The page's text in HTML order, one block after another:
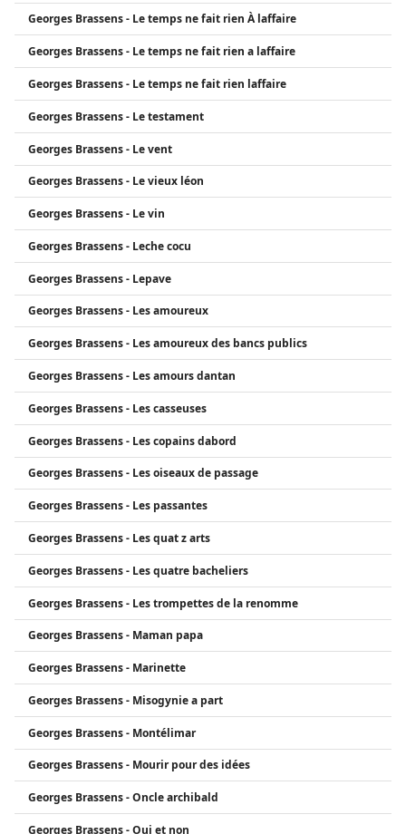
Georges Brassens - Le temps ne fait rien À laffaire
Georges Brassens - Le temps ne fait rien a laffaire
Georges Brassens - Le temps ne fait rien laffaire
Georges Brassens - Le testament
Georges Brassens - Le vent
Georges Brassens - Le vieux léon
Georges Brassens - Le vin
Georges Brassens - Leche cocu
Georges Brassens - Lepave
Georges Brassens - Les amoureux
Georges Brassens - Les amoureux des bancs publics
Georges Brassens - Les amours dantan
Georges Brassens - Les casseuses
Georges Brassens - Les copains dabord
Georges Brassens - Les oiseaux de passage
Georges Brassens - Les passantes
Georges Brassens - Les quat z arts
Georges Brassens - Les quatre bacheliers
Georges Brassens - Les trompettes de la renomme
Georges Brassens - Maman papa
Georges Brassens - Marinette
Georges Brassens - Misogynie a part
Georges Brassens - Montélimar
Georges Brassens - Mourir pour des idées
Georges Brassens - Oncle archibald
Georges Brassens - Oui et non